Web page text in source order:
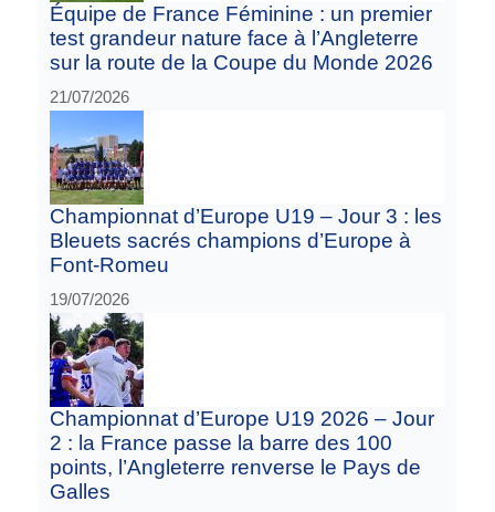
Équipe de France Féminine : un premier
test grandeur nature face à l’Angleterre
sur la route de la Coupe du Monde 2026
21/07/2026
Championnat d’Europe U19 – Jour 3 : les
Bleuets sacrés champions d’Europe à
Font-Romeu
19/07/2026
Championnat d’Europe U19 2026 – Jour
2 : la France passe la barre des 100
points, l’Angleterre renverse le Pays de
Galles